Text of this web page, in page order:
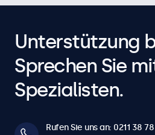
Unterstützung
Sprechen Sie
Spezialisten.
Rufen Sie uns an: 0211 38